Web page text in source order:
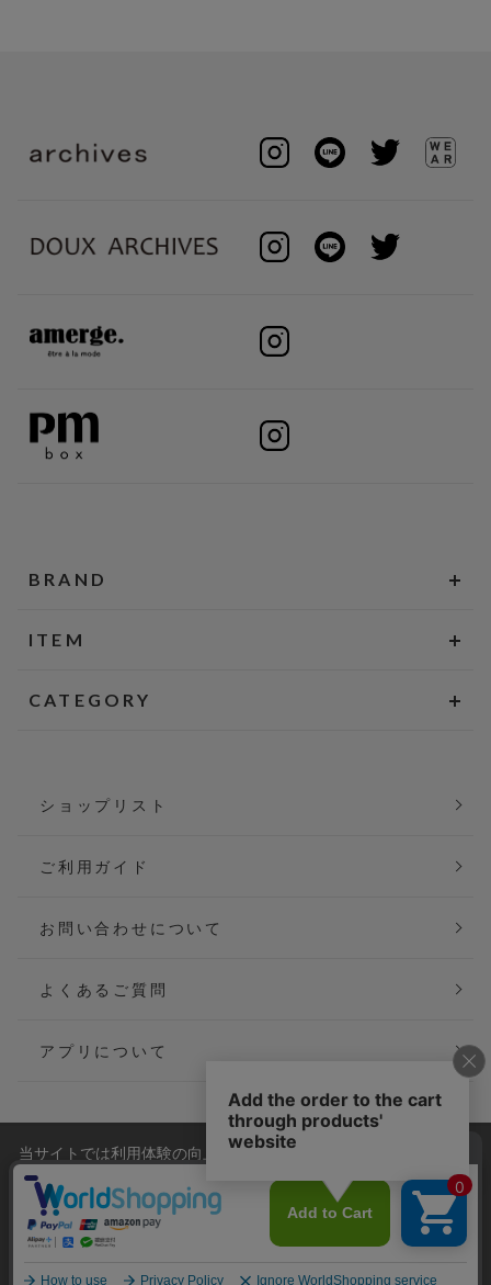
BRAND
ITEM
CATEGORY
ショップリスト
ご利用ガイド
お問い合わせについて
よくあるご質問
アプリについて
会社概要
ご利用規約
個人情報保護方針
当サイトでは利用体験の向上およびコンテンツの最適な提供、ト
ラフィックの分析を目的としてCookieを使用しています。
サイトの閲覧を継続された場合、Cookieの利用に同意したことも
のといたします。
詳細については
プライバシーポリシーをご確認ください。
承諾する